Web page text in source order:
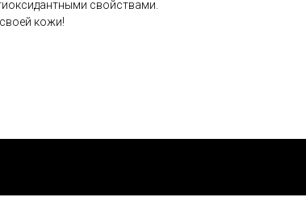
свойствами.
кожи!